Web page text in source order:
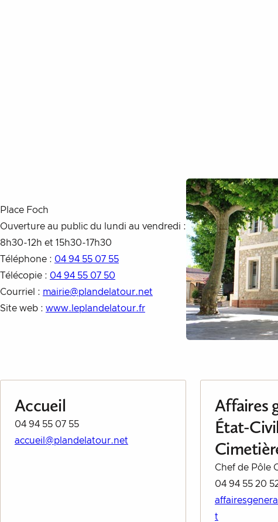
Place Foch
Ouverture au public du lundi au vendredi :
8h30-12h et 15h30-17h30
Téléphone : 04 94 55 07 55
Télécopie : 04 94 55 07 50
Courriel : mairie@plandelatour.net
Site web : www.leplandelatour.fr
Accueil
04 94 55 07 55
accueil@plandelatour.net
Affaires
État-
Chef de Pôle
04 94 55 20
t